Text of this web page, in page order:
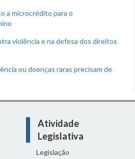
a microcrédito para o
violência e na defesa dos direitos
ou doenças raras precisam de
Atividade
Legislativa
Legislação